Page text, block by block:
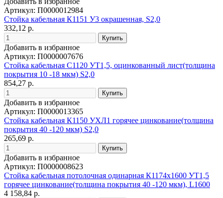
Артикул: П0000012984
Стойка кабельная К1151 У3 окрашенная, S2,0
332,12 р.
Добавить в избранное
Артикул: П0000007676
Стойка кабельная С1120 УТ1,5, оцинкованный лист(толщина
покрытия 10 -18 мкм) S2,0
854,27 р.
Добавить в избранное
Артикул: П0000013365
Стойка кабельная К1150 УХЛ1 горячее цинкование(толщина
покрытия 40 -120 мкм) S2,0
265,69 р.
Добавить в избранное
Артикул: П0000008623
Стойка кабельная потолочная одинарная К1174х1600 УТ1,5
горячее цинкование(толщина покрытия 40 -120 мкм), L1600
4 158,84 р.